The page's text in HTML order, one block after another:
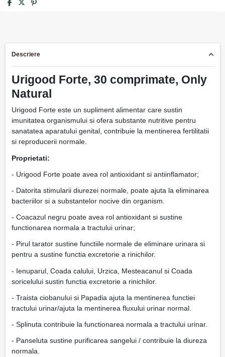
Descriere
Urigood Forte, 30 comprimate, Only
Natural
Urigood Forte este un supliment alimentar care sustin
imunitatea organismului si ofera substante nutritive pentru
sanatatea aparatului genital, contribuie la mentinerea fertilitatii
si reproducerii normale.
Proprietati:
- Urigood Forte poate avea rol antioxidant si antiinflamator;
- Datorita stimularii diurezei normale, poate ajuta la eliminarea
bacteriilor si a substantelor nocive din organism.
- Coacazul negru poate avea rol antioxidant si sustine
functionarea normala a tractului urinar;
- Pirul tarator sustine functiile normale de eliminare urinara si
pentru a sustine functia excretorie a rinichilor.
- Ienuparul, Coada calului, Urzica, Mesteacanul si Coada
soricelului sustin functia excretorie a rinichilor.
- Traista ciobanului si Papadia ajuta la mentinerea functiei
tractului urinar/ajuta la mentinerea fluxului urinar normal.
- Splinuta contribuie la functionarea normala a tractului urinar.
- Panseluta sustine purificarea sangelui / contribuie la diureza
normala.